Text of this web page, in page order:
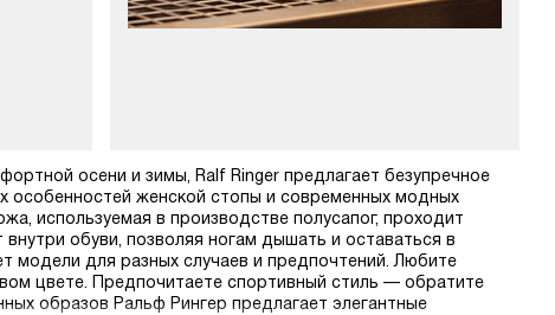
осени и зимы, Ralf Ringer предлагает безупречное
особенностей женской стопы и современных модных
используемая в производстве полусапог, проходит
обуви, позволяя ногам дышать и оставаться в
модели для разных случаев и предпочтений. Любите
цвете. Предпочитаете спортивный стиль — обратите
образов Ральф Рингер предлагает элегантные